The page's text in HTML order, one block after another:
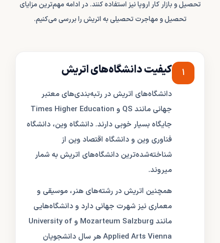
تحصیل و بازار کار اروپا نیز استفاده کنند. در ادامه مهم‌ترین مزایای
تحصیل و مهاجرت تحصیلی به اتریش را بررسی می‌کنیم.
۱ کیفیت دانشگاه‌های اتریش
دانشگاه‌های اتریش در رتبه‌بندی‌های معتبر
جهانی مانند QS و Times Higher Education
جایگاه بسیار خوبی دارند. دانشگاه وین، دانشگاه
فناوری وین و دانشگاه اقتصاد وین از
شناخته‌شده‌ترین دانشگاه‌های اتریش به شمار
میروند.
همچنین اتریش در رشته‌های هنر، موسیقی و
معماری نیز شهرت جهانی دارد و دانشگاه‌هایی
مانند Mozarteum Salzburg و University of
Applied Arts Vienna هر سال دانشجویان